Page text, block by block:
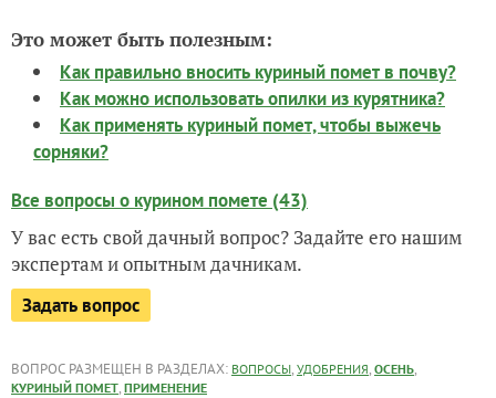
Это может быть полезным:
Как правильно вносить куриный помет в почву?
Как можно использовать опилки из курятника?
Как применять куриный помет, чтобы выжечь
сорняки?
Все вопросы о курином помете (43)
У вас есть свой дачный вопрос? Задайте его нашим
экспертам и опытным дачникам.
Задать вопрос
ВОПРОС РАЗМЕЩЕН В РАЗДЕЛАХ: ВОПРОСЫ, УДОБРЕНИЯ, ОСЕНЬ,
КУРИНЫЙ ПОМЕТ, ПРИМЕНЕНИЕ